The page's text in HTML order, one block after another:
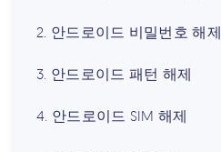
2. 안드로이드 비밀번호 해제
3. 안드로이드 패턴 해제
4. 안드로이드 SIM 해제